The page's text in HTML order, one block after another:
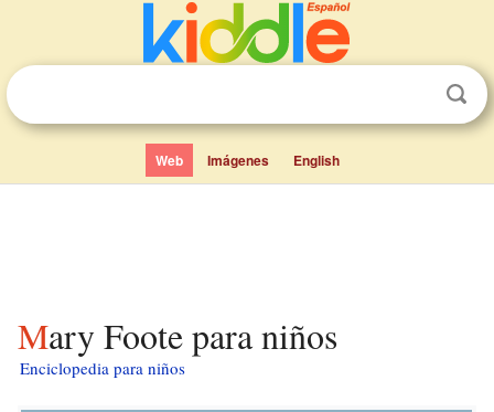
Web Imágenes English
Mary Foote para niños
Enciclopedia para niños